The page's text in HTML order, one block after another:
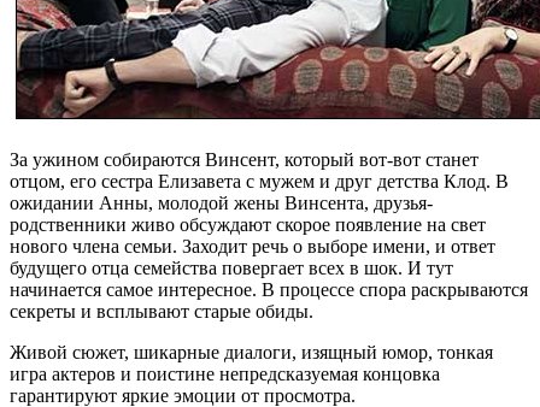
За ужином собираются Винсент, который вот-вот станет
отцом, его сестра Елизавета с мужем и друг детства Клод. В
ожидании Анны, молодой жены Винсента, друзья-
родственники живо обсуждают скорое появление на свет
нового члена семьи. Заходит речь о выборе имени, и ответ
будущего отца семейства повергает всех в шок. И тут
начинается самое интересное. В процессе спора раскрываются
секреты и всплывают старые обиды.
Живой сюжет, шикарные диалоги, изящный юмор, тонкая
игра актеров и поистине непредсказуемая концовка
гарантируют яркие эмоции от просмотра.